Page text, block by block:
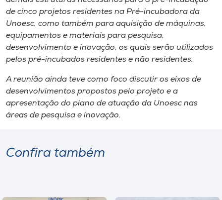
de cinco projetos residentes na Pré-incubadora da
Unoesc, como também para aquisição de máquinas,
equipamentos e materiais para pesquisa,
desenvolvimento e inovação, os quais serão utilizados
pelos pré-incubados residentes e não residentes.
A reunião ainda teve como foco discutir os eixos de
desenvolvimentos propostos pelo projeto e a
apresentação do plano de atuação da Unoesc nas
áreas de pesquisa e inovação.
Confira também